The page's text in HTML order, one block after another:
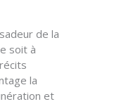
de la
soit à
la
et